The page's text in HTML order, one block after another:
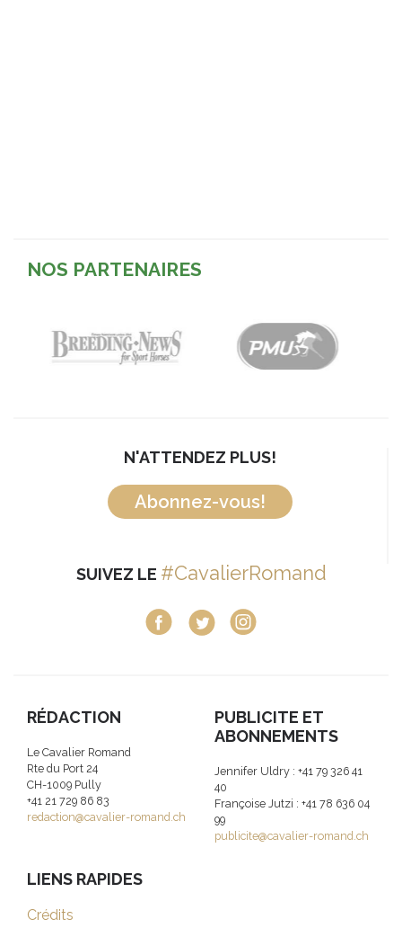
NOS PARTENAIRES
N'ATTENDEZ PLUS!
Abonnez-vous!
SUIVEZ LE #CavalierRomand
RÉDACTION
Le Cavalier Romand
Rte du Port 24
CH-1009 Pully
+41 21 729 86 83
redaction@cavalier-romand.ch
PUBLICITE ET
ABONNEMENTS
Jennifer Uldry : +41 79 326 41
40
Françoise Jutzi : +41 78 636 04
99
publicite@cavalier-romand.ch
LIENS RAPIDES
Crédits